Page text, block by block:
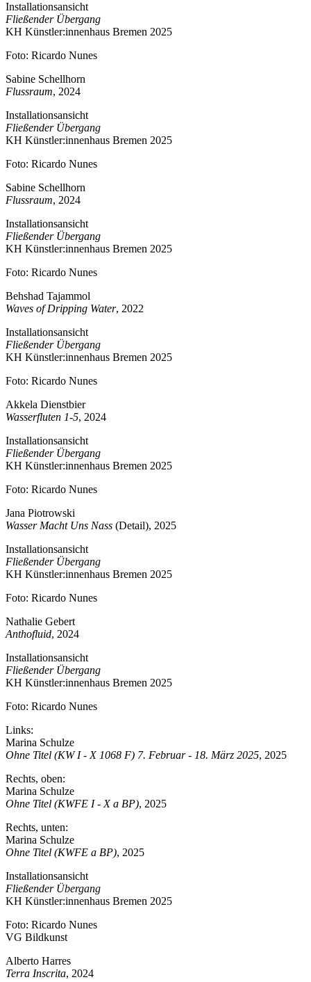
Installationsansicht
Fließender Übergang
KH Künstler:innenhaus Bremen 2025
Foto: Ricardo Nunes
Sabine Schellhorn
Flussraum, 2024
Installationsansicht
Fließender Übergang
KH Künstler:innenhaus Bremen 2025
Foto: Ricardo Nunes
Sabine Schellhorn
Flussraum, 2024
Installationsansicht
Fließender Übergang
KH Künstler:innenhaus Bremen 2025
Foto: Ricardo Nunes
Behshad Tajammol
Waves of Dripping Water, 2022
Installationsansicht
Fließender Übergang
KH Künstler:innenhaus Bremen 2025
Foto: Ricardo Nunes
Akkela Dienstbier
Wasserfluten 1-5, 2024
Installationsansicht
Fließender Übergang
KH Künstler:innenhaus Bremen 2025
Foto: Ricardo Nunes
Jana Piotrowski
Wasser Macht Uns Nass (Detail), 2025
Installationsansicht
Fließender Übergang
KH Künstler:innenhaus Bremen 2025
Foto: Ricardo Nunes
Nathalie Gebert
Anthofluid, 2024
Installationsansicht
Fließender Übergang
KH Künstler:innenhaus Bremen 2025
Foto: Ricardo Nunes
Links:
Marina Schulze
Ohne Titel (KW I - X 1068 F) 7. Februar - 18. März 2025, 2025
Rechts, oben:
Marina Schulze
Ohne Titel (KWFE I - X a BP), 2025
Rechts, unten:
Marina Schulze
Ohne Titel (KWFE a BP), 2025
Installationsansicht
Fließender Übergang
KH Künstler:innenhaus Bremen 2025
Foto: Ricardo Nunes
VG Bildkunst
Alberto Harres
Terra Inscrita, 2024